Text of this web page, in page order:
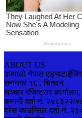
ABOUT US
उज्यालो नेपाल
रत्ननगर १६ , चितवन
सञ्चार रजिष्ट्रार
कम्पनी दर्ता नं. २४८३२२/
प्रेस काउन्सिल दर्ता नं.